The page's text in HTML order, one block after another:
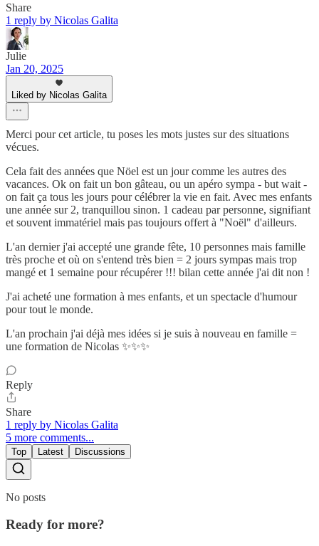
Share
1 reply by Nicolas Galita
Julie
Jan 20, 2025
Liked by Nicolas Galita
Merci pour cet article, tu poses les mots justes sur des situations
vécues.
Cela fait des années que Nöel est un jour comme les autres des
vacances. Ok on fait un bon gâteau, ou un apéro sympa - but wait -
on fait ça tous les jours pour célébrer la vie en fait. Avec mes enfants
une année sur 2, tranquillou sinon. 1 cadeau par personne, signifiant
et souvent immatériel mais pas toujours offert à "Noël" d'ailleurs.
L'an dernier j'ai accepté une grande fête, 10 personnes mais famille
très proche et où on s'entend très bien = 2 jours sympas mais trop
mangé et 1 semaine pour récupérer !!! bilan cette année j'ai dit non !
J'ai acheté une formation à mes enfants, et un spectacle d'humour
pour tout le monde.
L'an prochain j'ai déjà mes idées si je suis à nouveau en famille =
une formation de Nicolas ✨✨✨
Reply
Share
1 reply by Nicolas Galita
5 more comments...
Top Latest Discussions
No posts
Ready for more?